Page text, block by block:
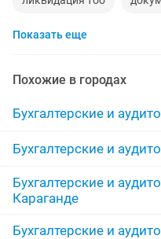
ищу работу бухгалтером
налоговые отчеты
бухгалтерские курсы
ведение ип ип жабу
Показать еще
Похожие в городах
Бухгалтерские и
Бухгалтерские и
Бухгалтерские и
Караганде
Бухгалтерские и